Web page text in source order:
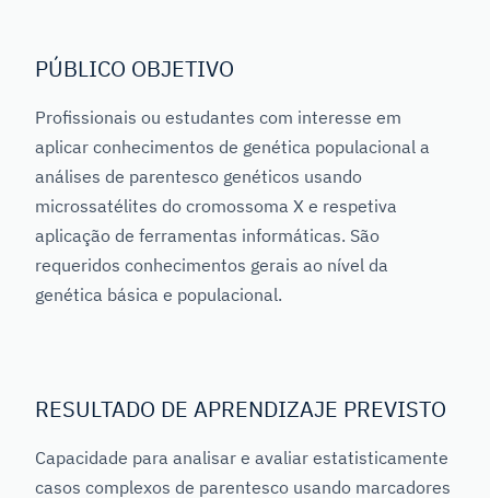
PÚBLICO OBJETIVO
Profissionais ou estudantes com interesse em
aplicar conhecimentos de genética populacional a
análises de parentesco genéticos usando
microssatélites do cromossoma X e respetiva
aplicação de ferramentas informáticas. São
requeridos conhecimentos gerais ao nível da
genética básica e populacional.
RESULTADO DE APRENDIZAJE PREVISTO
Capacidade para analisar e avaliar estatisticamente
casos complexos de parentesco usando marcadores